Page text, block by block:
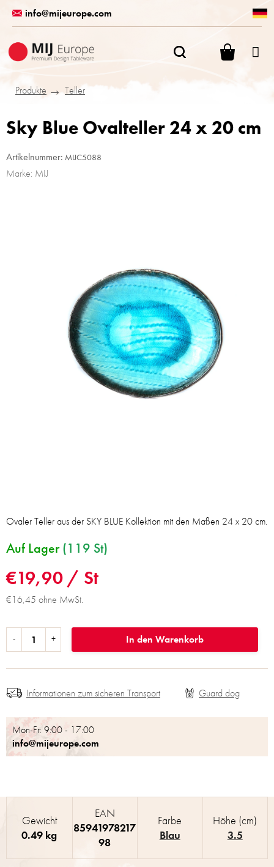
Inhalt
springen
info@mijeurope.com
Produkte Teller
Sky Blue Ovalteller 24 x 20 cm
Artikelnummer: MIJC5088
Marke: MIJ
€19,90 / St
€16,45 ohne MwSt.
Auf Lager(119 St)
In den Warenkorb
Ovaler Teller aus der SKY BLUE Kollektion mit den Maßen 24 x 20 cm.
Mon-Fr: 9:00 - 17:00
info@mijeurope.com
Informationen zum sicheren Transport
Gewicht
0.49 kg
EAN
85941978217
98
Farbe
Blau
Höhe (cm)
3.5